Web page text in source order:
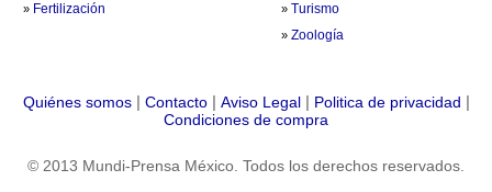
» Fertilización »Turismo
»Zoología
Quiénes somos| Contacto| Aviso Legal| Politica de privacidad |
Condiciones de compra
© 2013 Mundi-Prensa México. Todos los derechos reservados.